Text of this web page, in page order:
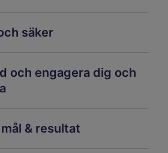
säker
och engagera dig och
& resultat